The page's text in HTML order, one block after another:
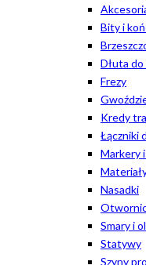
Bity i
Dłuta
Frezy
Kredy
Łączniki
Markery
Nasadki
Smary i
Statywy
Szyny